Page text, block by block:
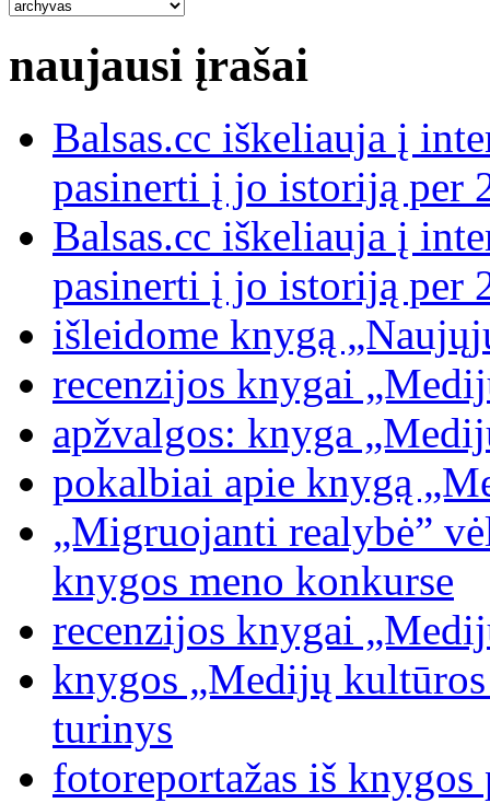
naujausi įrašai
Balsas.cc iškeliauja į
pasinerti į jo istoriją per
Balsas.cc iškeliauja į
pasinerti į jo istoriją per
išleidome knygą
recenzijos knygai
apžvalgos: knyga
pokalbiai apie knygą
„Migruojanti realybė”
knygos meno konkurse
recenzijos knygai
knygos „Medijų
turinys
fotoreportažas iš